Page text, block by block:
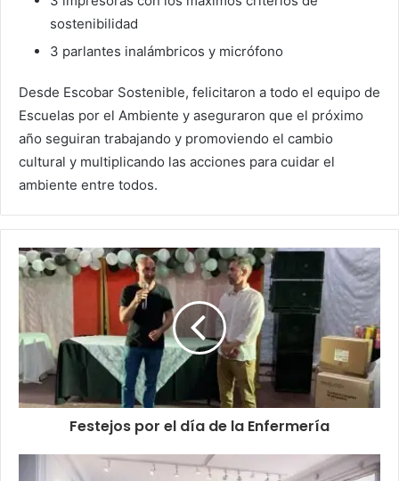
sostenibilidad
3 parlantes inalámbricos y micrófono
Desde Escobar Sostenible, felicitaron a todo el equipo de
Escuelas por el Ambiente y aseguraron que el próximo
año seguiran trabajando y promoviendo el cambio
cultural y multiplicando las acciones para cuidar el
ambiente entre todos.
Festejos por el día de la Enfermería